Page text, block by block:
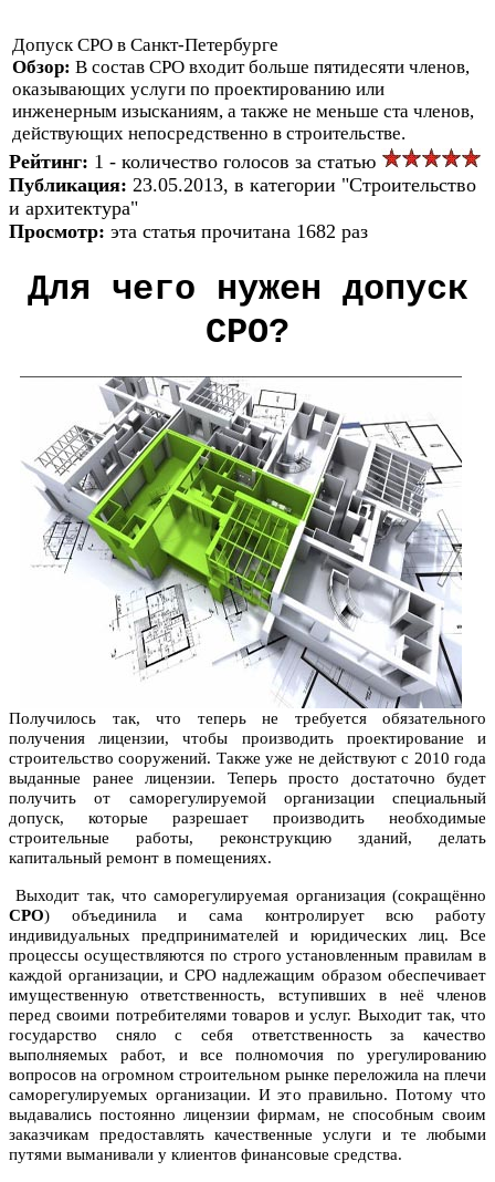
Допуск СРО в Санкт-Петербурге
Обзор: В состав СРО входит больше пятидесяти членов,
оказывающих услуги по проектированию или
инженерным изысканиям, а также не меньше ста членов,
действующих непосредственно в строительстве.
Рейтинг: 1 - количество голосов за статью
Публикация: 23.05.2013, в категории "Строительство
и архитектура"
Просмотр: эта статья прочитана 1682 раз
Для чего нужен допуск
СРО?
Получилось так, что теперь не требуется обязательного
получения лицензии, чтобы производить проектирование и
строительство сооружений. Также уже не действуют с 2010 года
выданные ранее лицензии. Теперь просто достаточно будет
получить от саморегулируемой организации специальный
допуск, которые разрешает производить необходимые
строительные работы, реконструкцию зданий, делать
капитальный ремонт в помещениях.
Выходит так, что саморегулируемая организация (сокращённо
СРО) объединила и сама контролирует всю работу
индивидуальных предпринимателей и юридических лиц. Все
процессы осуществляются по строго установленным правилам в
каждой организации, и СРО надлежащим образом обеспечивает
имущественную ответственность, вступивших в неё членов
перед своими потребителями товаров и услуг. Выходит так, что
государство сняло с себя ответственность за качество
выполняемых работ, и все полномочия по урегулированию
вопросов на огромном строительном рынке переложила на плечи
саморегулируемых организации. И это правильно. Потому что
выдавались постоянно лицензии фирмам, не способным своим
заказчикам предоставлять качественные услуги и те любыми
путями выманивали у клиентов финансовые средства.